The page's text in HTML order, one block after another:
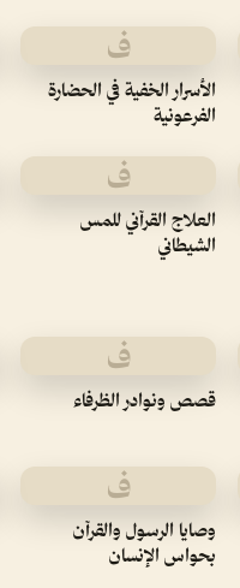
ف
الأسرار الخفية في الحضارة
الفرعونية
ف
العلاج القرآني للمس
الشيطاني
ف
قصص ونوادر الظرفاء
ف
وصايا الرسول والقرآن
بحواس الإنسان